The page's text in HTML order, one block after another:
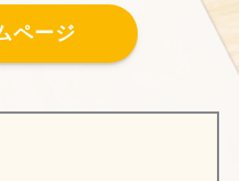
ページ